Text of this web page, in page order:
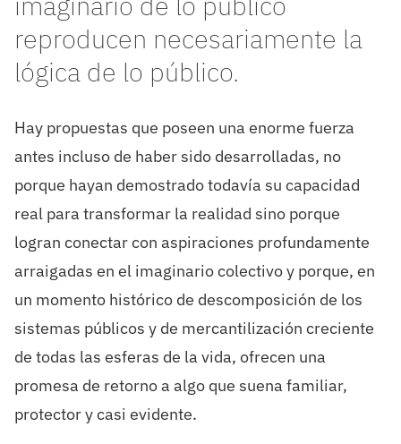
reproducen necesariamente la
lógica de lo público.
Hay propuestas que poseen una enorme fuerza
antes incluso de haber sido desarrolladas, no
porque hayan demostrado todavía su capacidad
real para transformar la realidad sino porque
logran conectar con aspiraciones profundamente
arraigadas en el imaginario colectivo y porque, en
un momento histórico de descomposición de los
sistemas públicos y de mercantilización creciente
de todas las esferas de la vida, ofrecen una
promesa de retorno a algo que suena familiar,
protector y casi evidente.